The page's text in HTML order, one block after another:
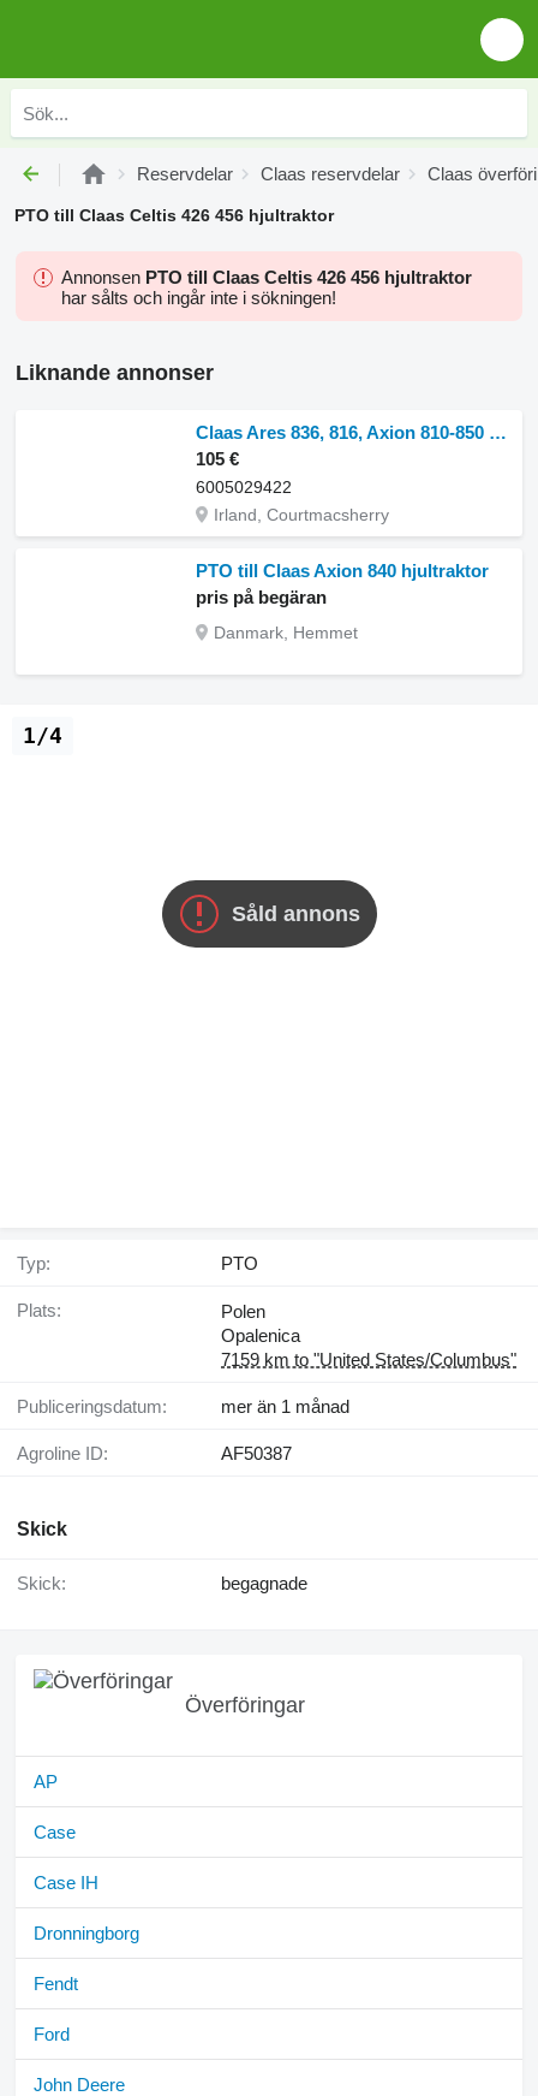
Reservdelar Claas reservdelar Claas
PTO till Claas Celtis 426 456 hjultraktor
Annonsen PTO till Claas Celtis 426 456 hjultraktor
har sålts och ingår inte i sökningen!
Liknande annonser
Claas Ares 836, 816, Axion 810-850 Pto Protective Shield 6005029422 till Claas 836 hjultraktor
105 €
6005029422
Irland, Courtmacsherry
PTO till Claas Axion 840 hjultraktor
pris på begäran
Danmark, Hemmet
Såld annons
1/4
Typ: PTO
Plats:
Polen
Opalenica
7159 km to "United States/Columbus"
Publiceringsdatum: mer än 1 månad
Agroline ID: AF50387
Skick
Skick: begagnade
Överföringar
AP
Case
Case IH
Dronningborg
Fendt
Ford
John Deere